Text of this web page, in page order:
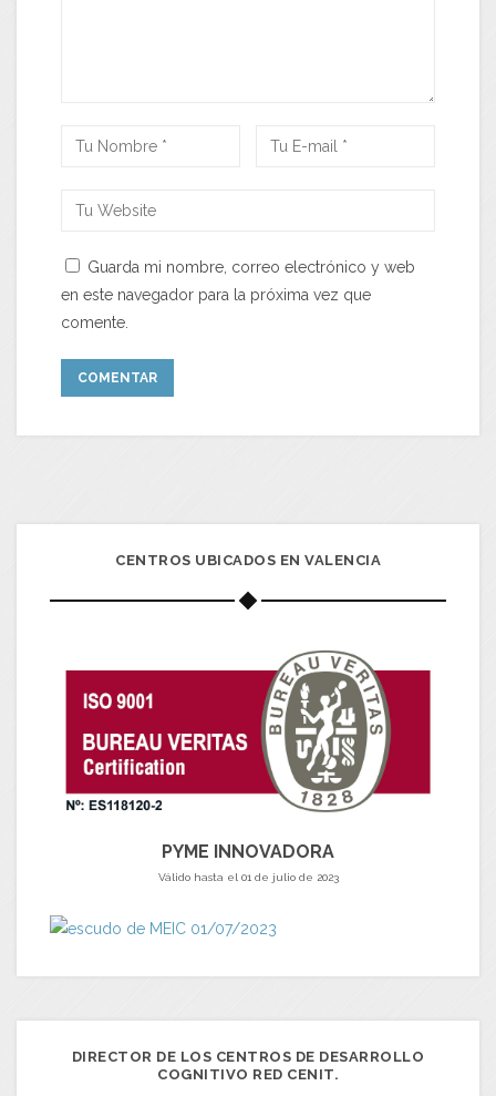
Guarda mi nombre, correo electrónico y web
en este navegador para la próxima vez que
comente.
CENTROS UBICADOS EN VALENCIA
PYME INNOVADORA
Válido hasta el 01 de julio de 2023
DIRECTOR DE LOS CENTROS DE DESARROLLO
COGNITIVO RED CENIT.